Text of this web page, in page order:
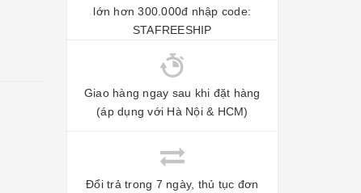
lớn hơn 300.000đ nhập code:
STAFREESHIP
Giao hàng ngay sau khi đặt hàng
(áp dụng với Hà Nội & HCM)
Đổi trả trong 7 ngày, thủ tục đơn